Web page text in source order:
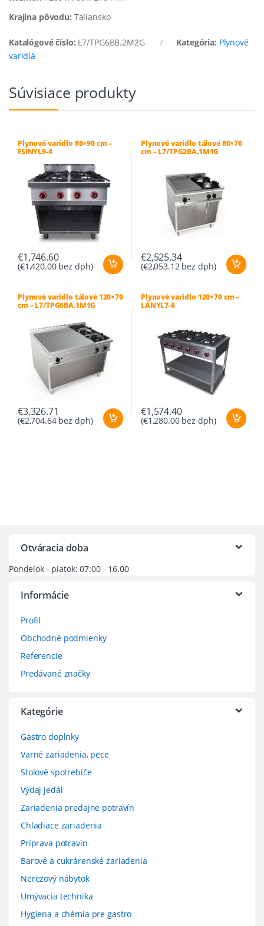
Krajina pôvodu: Taliansko
Katalógové číslo: L7/TPG6BB.2M2G Kategória: Plynové
varidlá
Súvisiace produkty
Plynové varidlo 80×90 cm –
FSINYL9-4
€1,746.60
(€1,420.00bez dph)
Plynové varidlo tálové 80×70
cm – L7/TPG2BA.1M1G
€2,525.34
(€2,053.12bez dph)
Plynové varidlo tálové 120×70
cm – L7/TPG6BA.1M1G
€3,326.71
(€2,704.64bez dph)
Plynové varidlo 120×70 cm –
LÁNYL7-6
€1,574.40
(€1,280.00bez dph)
Otváracia doba
Pondelok - piatok: 07:00 - 16.00
Informácie
Profil
Obchodné podmienky
Referencie
Predávané značky
Kategórie
Gastro doplnky
Varné zariadenia, pece
Stolové spotrebiče
Výdaj jedál
Zariadenia predajne potravín
Chladiace zariadenia
Príprava potravín
Barové a cukrárenské zariadenia
Nerezový nábytok
Umývacia technika
Hygiena a chémia pre gastro